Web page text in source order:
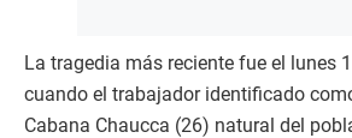
La tragedia más reciente fue el lunes
cuando el trabajador identificado
Cabana Chaucca (26) natural del